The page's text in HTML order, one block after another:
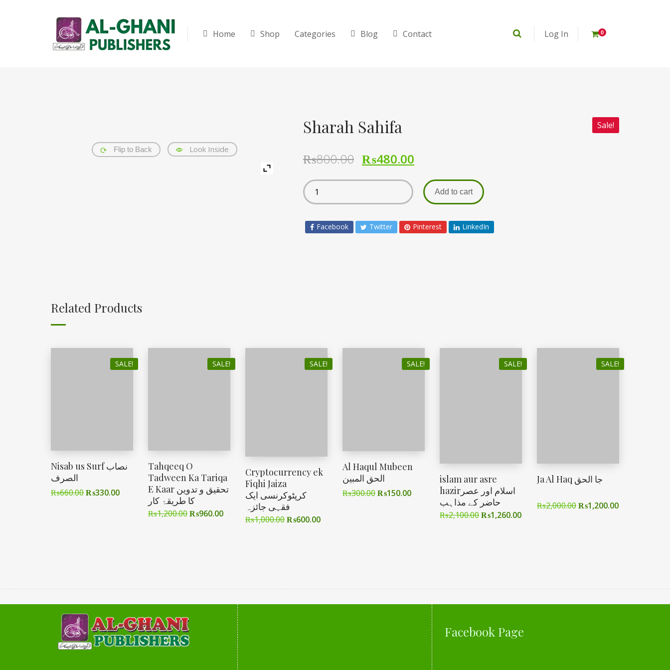
Home Shop Categories Blog Contact Log In 0
Flip to Back Look Inside
Sale!
Sharah Sahifa
₨800.00 ₨480.00
Add to cart
Facebook Twitter Pinterest LinkedIn
Related Products
SALE!
Nisab us Surf نصاب
الصرف
₨660.00₨330.00
SALE!
Tahqeeq O
Tadween Ka Tariqa
E Kaar تحقیق و تدوین
کا طریقۂ کار
₨1,200.00₨960.00
SALE!
Cryptocurrency ek
Fiqhi Jaiza
کرپٹوکرنسی ایک
فقہی جائزہ
₨1,000.00₨600.00
SALE!
Al Haqul Mubeen
الحق المبین
₨300.00₨150.00
SALE!
islam aur asre
hazirاسلام اور عصر
حاضر کے مذاہب
₨2,100.00₨1,260.00
SALE!
Ja Al Haq جا الحق
₨2,000.00₨1,200.00
Facebook Page